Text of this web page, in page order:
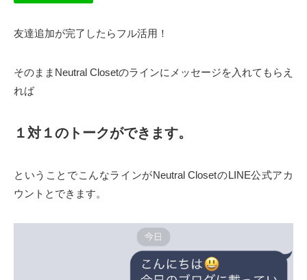
友達追加が完了したらフル活用！
そのままNeutral Closetのラインにメッセージを入れてもらえ
れば
１対１のトークができます。
ということでこんなラインがNeutral ClosetのLINE公式アカ
ウントとできます。